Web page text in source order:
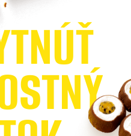
TNÚŤ
STNÝ